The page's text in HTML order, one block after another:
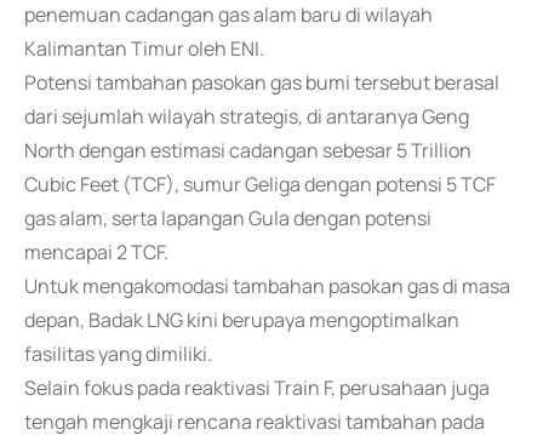
penemuan cadangan gas alam baru di wilayah
Kalimantan Timur oleh ENI.
Potensi tambahan pasokan gas bumi tersebut berasal
dari sejumlah wilayah strategis, di antaranya Geng
North dengan estimasi cadangan sebesar 5 Trillion
Cubic Feet (TCF), sumur Geliga dengan potensi 5 TCF
gas alam, serta lapangan Gula dengan potensi
mencapai 2 TCF.
Untuk mengakomodasi tambahan pasokan gas di masa
depan, Badak LNG kini berupaya mengoptimalkan
fasilitas yang dimiliki.
Selain fokus pada reaktivasi Train F, perusahaan juga
tengah mengkaji rencana reaktivasi tambahan pada